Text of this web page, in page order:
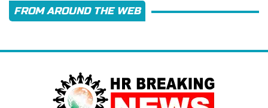
FROM AROUND THE WEB